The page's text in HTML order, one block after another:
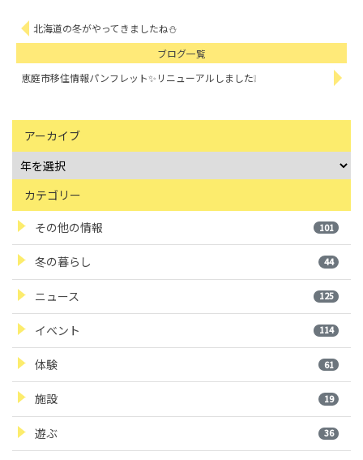
北海道の冬がやってきましたね⛄
ブログ一覧
恵庭市移住情報パンフレット✨リニューアルしました❕
アーカイブ
カテゴリー
その他の情報 101
冬の暮らし 44
ニュース 125
イベント 114
体験 61
施設 19
遊ぶ 36